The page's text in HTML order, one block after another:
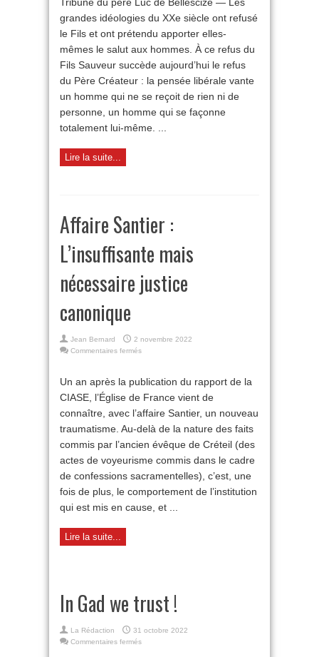
tenir
face
nouvelles
idoles
Tribune du père Luc de Bellescize — Les
grandes idéologies du XXe siècle ont refusé
le Fils et ont prétendu apporter elles-
mêmes le salut aux hommes. À ce refus du
Fils Sauveur succède aujourd’hui le refus
du Père Créateur : la pensée libérale vante
un homme qui ne se reçoit de rien ni de
personne, un homme qui se façonne
totalement lui-même. ...
Lire la suite...
Affaire Santier :
L’insuffisante mais
nécessaire justice
canonique
Jean Bernard
2 novembre 2022
Commentaires ferméssur
L’insuffisante
mais
justice
canonique
Un an après la publication du rapport de la
CIASE, l’Église de France vient de
connaître, avec l’affaire Santier, un nouveau
traumatisme. Au-delà de la nature des faits
commis par l’ancien évêque de Créteil (des
actes de voyeurisme commis dans le cadre
de confessions sacramentelles), c’est, une
fois de plus, le comportement de l’institution
qui est mis en cause, et ...
Lire la suite...
In Gad we trust !
La Rédaction
31 octobre 2022
Commentaires ferméssur